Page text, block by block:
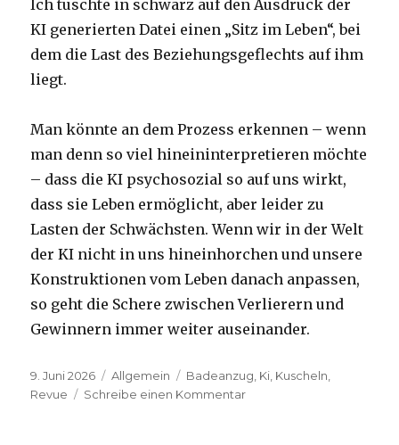
Ich tuschte in schwarz auf den Ausdruck der
KI generierten Datei einen „Sitz im Leben“, bei
dem die Last des Beziehungsgeflechts auf ihm
liegt.
Man könnte an dem Prozess erkennen – wenn
man denn so viel hineininterpretieren möchte
– dass die KI psychosozial so auf uns wirkt,
dass sie Leben ermöglicht, aber leider zu
Lasten der Schwächsten. Wenn wir in der Welt
der KI nicht in uns hineinhorchen und unsere
Konstruktionen vom Leben danach anpassen,
so geht die Schere zwischen Verlierern und
Gewinnern immer weiter auseinander.
Veröffentlicht
am
9. Juni 2026 Kategorien
Allgemein Schlagwörter
Badeanzug Ki Kuscheln
Revue
Schreibe einen Kommentarzu